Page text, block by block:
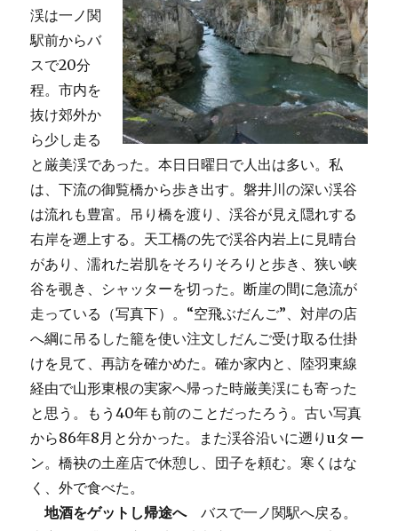
渓は一ノ関
駅前からバ
スで20分
程。市内を
抜け郊外か
ら少し走る
と厳美渓であった。本日日曜日で人出は多い。私
は、下流の御覧橋から歩き出す。磐井川の深い渓谷
は流れも豊富。吊り橋を渡り、渓谷が見え隠れする
右岸を遡上する。天工橋の先で渓谷内岩上に見晴台
があり、濡れた岩肌をそろりそろりと歩き、狭い峡
谷を覗き、シャッターを切った。断崖の間に急流が
走っている（写真下）。“空飛ぶだんご”、対岸の店
へ綱に吊るした籠を使い注文しだんご受け取る仕掛
けを見て、再訪を確かめた。確か家内と、陸羽東線
経由で山形東根の実家へ帰った時厳美渓にも寄った
と思う。もう40年も前のことだったろう。古い写真
から86年8月と分かった。また渓谷沿いに遡りuター
ン。橋袂の土産店で休憩し、団子を頼む。寒くはな
く、外で食べた。
地酒をゲットし帰途へバスで一ノ関駅へ戻る。